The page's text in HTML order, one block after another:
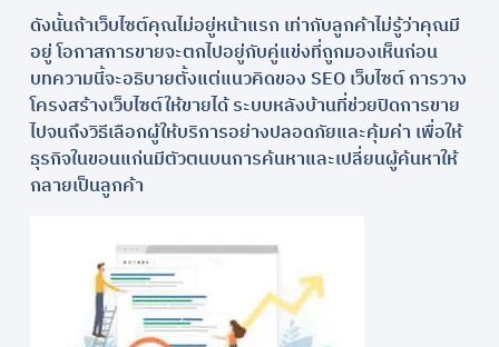
ดังนั้นถ้าเว็บไซต์คุณไม่อยู่หน้าแรก เท่ากับลูกค้าไม่รู้ว่าคุณมี
อยู่ โอกาสการขายจะตกไปอยู่กับคู่แข่งที่ถูกมองเห็นก่อน
บทความนี้จะอธิบายตั้งแต่แนวคิดของ SEO เว็บไซต์ การวาง
โครงสร้างเว็บไซต์ให้ขายได้ ระบบหลังบ้านที่ช่วยปิดการขาย
ไปจนถึงวิธีเลือกผู้ให้บริการอย่างปลอดภัยและคุ้มค่า เพื่อให้
ธุรกิจในขอนแก่นมีตัวตนบนการค้นหาและเปลี่ยนผู้ค้นหาให้
กลายเป็นลูกค้า